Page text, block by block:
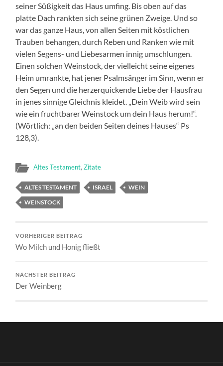
seiner Süßigkeit das Haus umfing. Bis oben auf das
platte Dach rankten sich seine grünen Zweige. Und so
war das ganze Haus, von allen Seiten mit köstlichen
Trauben behangen, durch Reben und Ranken wie mit
vielen Segens- und Liebesarmen innig umschlungen.
Einen solchen Weinstock, der vielleicht seine eigenes
Heim umrankte, hat jener Psalmsänger im Sinn, wenn er
den Segen und die herzerquickende Liebe der Hausfrau
in jenes sinnige Gleichnis kleidet. „Dein Weib wird sein
wie ein fruchtbarer Weinstock um dein Haus herum!“.
(Wörtlich: „an den beiden Seiten deines Hauses“ Ps
128,3).
Altes Testament,Zitate
ALTES TESTAMENT ISRAEL
WEIN
WEINSTOCK
VORHERIGER BEITRAG
Wo Milch und Honig fließt
NÄCHSTER BEITRAG
Der Weinberg